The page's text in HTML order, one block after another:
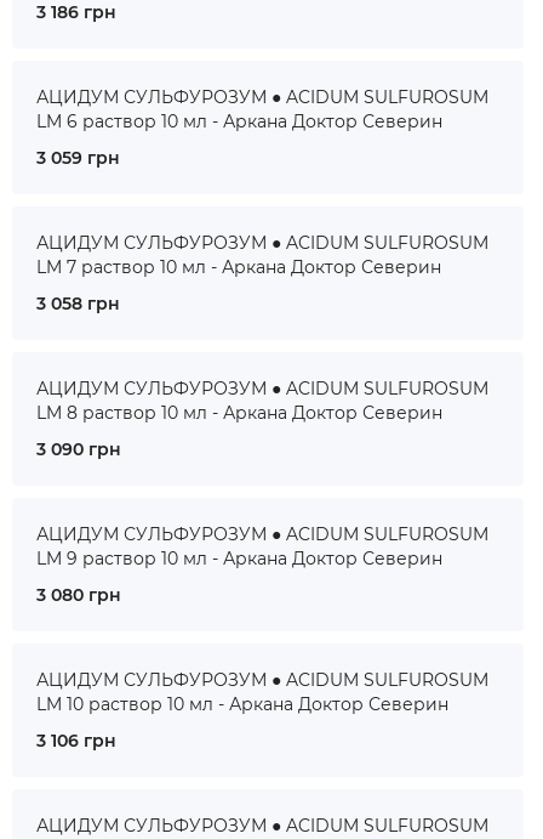
3 186 грн
АЦИДУМ СУЛЬФУРОЗУМ ● ACIDUM SULFUROSUM
LM 6 раствор 10 мл - Аркана Доктор Северин
3 059 грн
АЦИДУМ СУЛЬФУРОЗУМ ● ACIDUM SULFUROSUM
LM 7 раствор 10 мл - Аркана Доктор Северин
3 058 грн
АЦИДУМ СУЛЬФУРОЗУМ ● ACIDUM SULFUROSUM
LM 8 раствор 10 мл - Аркана Доктор Северин
3 090 грн
АЦИДУМ СУЛЬФУРОЗУМ ● ACIDUM SULFUROSUM
LM 9 раствор 10 мл - Аркана Доктор Северин
3 080 грн
АЦИДУМ СУЛЬФУРОЗУМ ● ACIDUM SULFUROSUM
LM 10 раствор 10 мл - Аркана Доктор Северин
3 106 грн
АЦИДУМ СУЛЬФУРОЗУМ ● ACIDUM SULFUROSUM